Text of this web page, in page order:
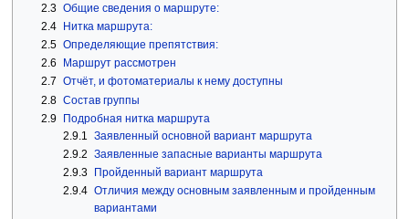
2.3 Общие сведения о маршруте:
2.4 Нитка маршрута:
2.5 Определяющие препятствия:
2.6
Маршрут рассмотрен
2.7 Отчёт, и фотоматериалы к нему доступны
2.8 Состав группы
2.9 Подробная нитка маршрута
2.9.1 Заявленный основной вариант маршрута
2.9.2 Заявленные запасные варианты маршрута
2.9.3
Пройденный вариант маршрута
2.9.4 Отличия между основным заявленным и пройденным
вариантами